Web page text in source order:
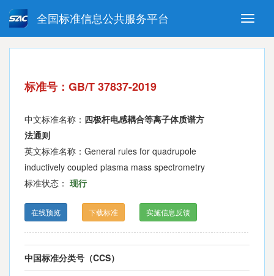
Toggle
全国标准信息公共服务平台
强制性国家标准 推荐性国家标准
指导性技术文件 (National standards in foreign
标准号：GB/T 37837-2019
中文标准名称： 四极杆电感耦合等离子体质谱方
法通则
英文标准名称：General rules for quadrupole
inductively coupled plasma mass spectrometry
标准状态： 现行
在线预览 下载标准 实施信息反馈
中国标准分类号（CCS）